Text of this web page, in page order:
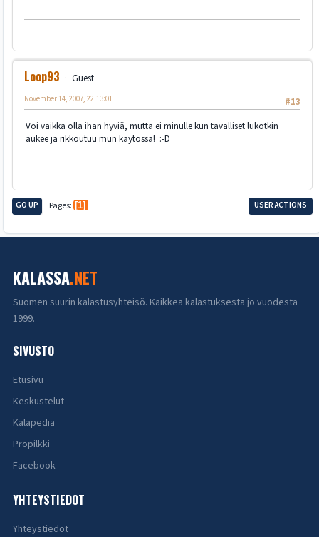
Loop93
Guest
#13
November 14, 2007, 22:13:01
Voi vaikka olla ihan hyviä, mutta ei minulle kun tavalliset lukotkin
aukee ja rikkoutuu mun käytössä! :-D
GO UP Pages 1 USER ACTIONS
KALASSA.NET
Suomen suurin kalastusyhteisö. Kaikkea kalastuksesta jo vuodesta
1999.
SIVUSTO
Etusivu
Keskustelut
Kalapedia
Propilkki
Facebook
YHTEYSTIEDOT
Yhteystiedot